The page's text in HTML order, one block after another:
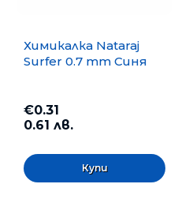
Химикалка Nataraj
Surfer 0.7 mm Синя
€0.31
0.61 лв.